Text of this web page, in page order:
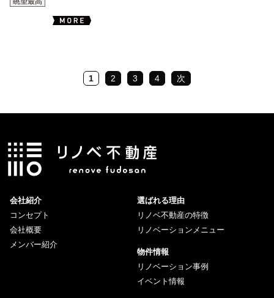
1 2 3 4 次
会社紹介
コンセプト
会社概要
メンバー紹介
選ばれる理由
リノベ不動産の特徴
リノベーションメニュー
物件情報
リノベーション事例
イベント情報